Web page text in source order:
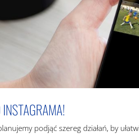
podjąć szereg działań, by